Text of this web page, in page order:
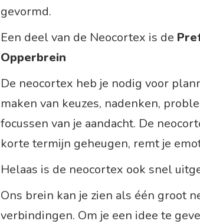
gevormd.
Een deel van de Neocortex is de
Opperbrein
De neocortex heb je nodig voor
maken van keuzes, nadenken,
focussen van je aandacht. De
korte termijn geheugen, remt je
Helaas is de neocortex ook snel
Ons brein kan je zien als één groot
verbindingen. Om je een idee te